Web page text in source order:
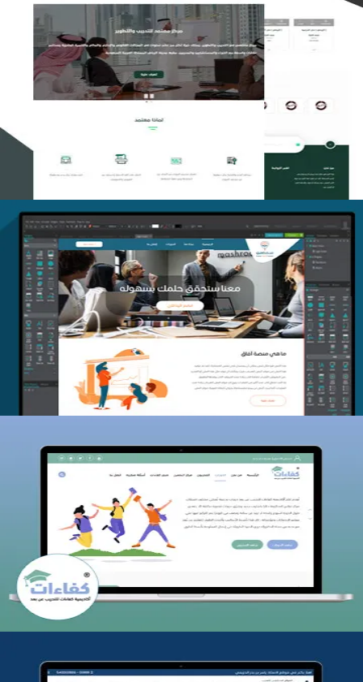
تصميم منصة معتمد للتدريب
التفاصيل
منصة أفق للتدريب
التفاصيل
كفاءات للتدريب
التفاصيل